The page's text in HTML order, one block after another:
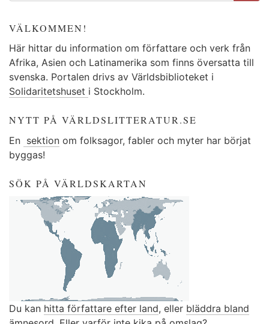
VÄLKOMMEN!
Här hittar du information om författare och verk från
Afrika, Asien och Latinamerika som finns översatta till
svenska. Portalen drivs av Världsbiblioteket i
Solidaritetshuset i Stockholm.
NYTT PÅ VÄRLDSLITTERATUR.SE
En sektion om folksagor, fabler och myter har börjat
byggas!
SÖK PÅ VÄRLDSKARTAN
Du kan hitta författare efter land, eller bläddra bland